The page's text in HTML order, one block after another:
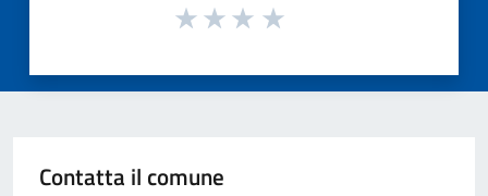
Contatta il comune